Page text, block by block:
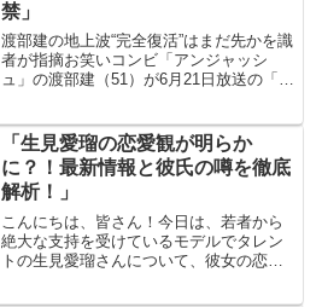
禁」
渡部建の地上波“完全復活”はまだ先かを識
者が指摘お笑いコンビ「アンジャッシ
ュ」の渡部建（51）が6月21日放送の「5
春」で多目的トイレ不倫が報道され、1年
7カ月...
「生見愛瑠の恋愛観が明らか
に？！最新情報と彼氏の噂を徹底
解析！」
こんにちは、皆さん！今日は、若者から
絶大な支持を受けているモデルでタレン
トの生見愛瑠さんについて、彼女の恋愛